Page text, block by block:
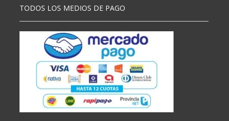
TODOS LOS MEDIOS DE PAGO